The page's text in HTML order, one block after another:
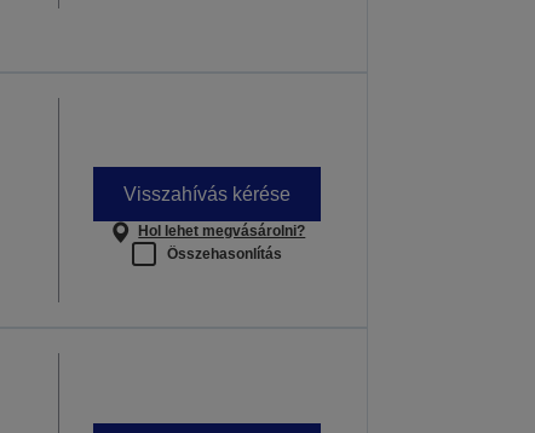
Visszahívás kérése
Hol lehet megvásárolni?
Összehasonlítás